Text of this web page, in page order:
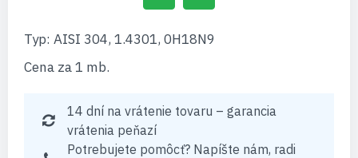
Typ: AISI 304, 1.4301, 0H18N9
Cena za 1 mb.
14 dní na vrátenie tovaru – garancia
vrátenia peňazí
Potrebujete pomôcť? Napíšte nám, radi